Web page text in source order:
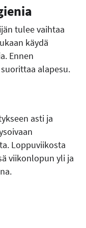
tulee vaihtaa
käydä
Ennen
alapesu.
asti ja
Loppuviikosta
viikonlopun yli ja